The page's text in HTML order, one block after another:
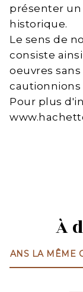
présenter
historique.
Le sens de
consiste
oeuvres
cautionnions
Pour plus
À
DANS LA MÊME